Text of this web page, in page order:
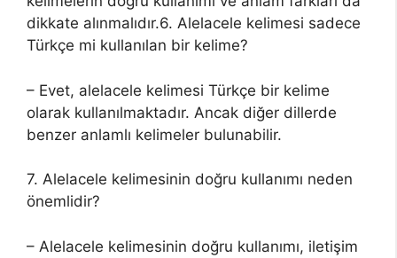
dikkate alınmalıdır.6. Alelacele kelimesi sadece
Türkçe mi kullanılan bir kelime?
– Evet, alelacele kelimesi Türkçe bir kelime
olarak kullanılmaktadır. Ancak diğer dillerde
benzer anlamlı kelimeler bulunabilir.
7. Alelacele kelimesinin doğru kullanımı neden
önemlidir?
– Alelacele kelimesinin doğru kullanımı, iletişim